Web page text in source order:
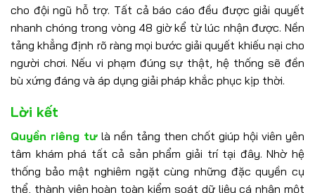
cho đội ngũ hỗ trợ. Tất cả báo cáo đều được giải quyết
nhanh chóng trong vòng 48 giờ kể từ lúc nhận được. Nền
tảng khẳng định rõ ràng mọi bước giải quyết khiếu nại cho
người chơi. Nếu vi phạm đúng sự thật, hệ thống sẽ đền
bù xứng đáng và áp dụng giải pháp khắc phục kịp thời.
Lời kết
Quyền riêng tư là nền tảng then chốt giúp hội viên yên
tâm khám phá tất cả sản phẩm giải trí tại đây. Nhờ hệ
thống bảo mật nghiêm ngặt cùng những đặc quyền cụ
thể, thành viên hoàn toàn kiểm soát dữ liệu cá nhân một